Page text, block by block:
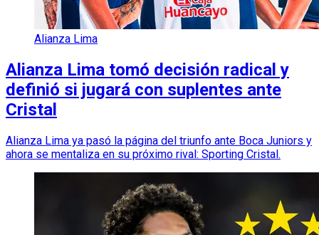
Alianza Lima
Alianza Lima tomó decisión radical y
definió si jugará con suplentes ante
Cristal
Alianza Lima ya pasó la página del triunfo ante Boca Juniors y
ahora se mentaliza en su próximo rival: Sporting Cristal.